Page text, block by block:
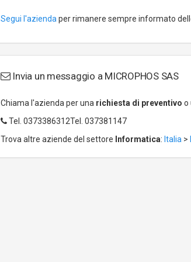
Segui l'azienda per rimanere sempre informato
Invia un messaggio a MICROPHOS SAS
Chiama l'azienda per una richiesta di preventivo o
Tel. 0373386312Tel. 037381147
Trova altre aziende del settore Informatica: Italia >